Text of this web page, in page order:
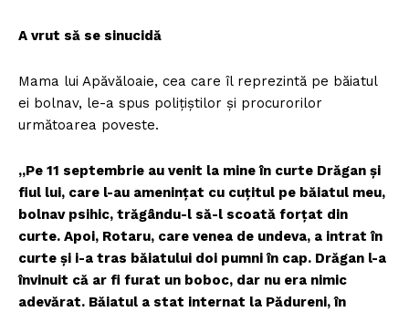
A vrut să se sinucidă
Mama lui Apăvăloaie, cea care îl reprezintă pe băiatul
ei bolnav, le-a spus poliţiştilor şi procurorilor
următoarea poveste.
„Pe 11 septembrie au venit la mine în curte Drăgan şi
fiul lui, care l-au ameninţat cu cuţitul pe băiatul meu,
bol­nav psihic, trăgându-l să-l scoată forţat din
curte. Apoi, Rotaru, care venea de undeva, a intrat în
curte şi i-a tras băia­tului doi pumni în cap. Drăgan l-a
învi­nuit că ar fi furat un boboc, dar nu era nimic
adevărat. Băiatul a stat internat la Pădureni, în